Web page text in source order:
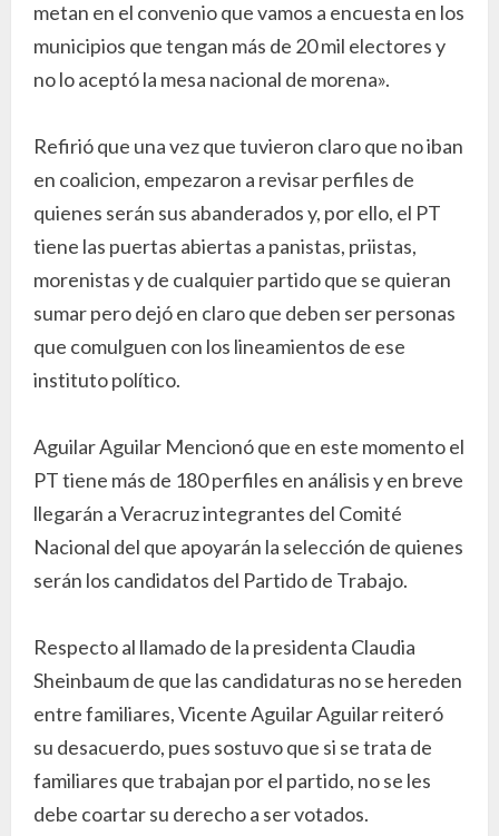
metan en el convenio que vamos a encuesta en los
municipios que tengan más de 20 mil electores y
no lo aceptó la mesa nacional de morena».
Refirió que una vez que tuvieron claro que no iban
en coalicion, empezaron a revisar perfiles de
quienes serán sus abanderados y, por ello, el PT
tiene las puertas abiertas a panistas, priistas,
morenistas y de cualquier partido que se quieran
sumar pero dejó en claro que deben ser personas
que comulguen con los lineamientos de ese
instituto político.
Aguilar Aguilar Mencionó que en este momento el
PT tiene más de 180 perfiles en análisis y en breve
llegarán a Veracruz integrantes del Comité
Nacional del que apoyarán la selección de quienes
serán los candidatos del Partido de Trabajo.
Respecto al llamado de la presidenta Claudia
Sheinbaum de que las candidaturas no se hereden
entre familiares, Vicente Aguilar Aguilar reiteró
su desacuerdo, pues sostuvo que si se trata de
familiares que trabajan por el partido, no se les
debe coartar su derecho a ser votados.